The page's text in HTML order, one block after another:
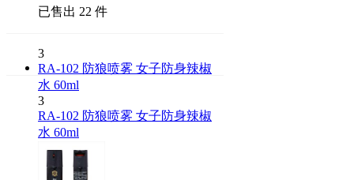
已售出 22 件
3
RA-102 防狼喷雾 女子防身辣椒
水 60ml
3
RA-102 防狼喷雾 女子防身辣椒
水 60ml